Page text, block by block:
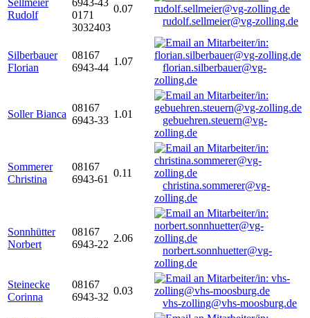
Sellmeier
Rudolf
6943-43
0171
3032403
0.07
rudolf.sellmeier@vg-zolling.de
Silberbauer
Florian
08167
6943-44
1.07
florian.silberbauer@vg-
zolling.de
Soller Bianca
08167
6943-33
1.01
gebuehren.steuern@vg-
zolling.de
Sommerer
Christina
08167
6943-61
0.11
christina.sommerer@vg-
zolling.de
Sonnhütter
Norbert
08167
6943-22
2.06
norbert.sonnhuetter@vg-
zolling.de
Steinecke
Corinna
08167
6943-32
0.03
vhs-zolling@vhs-moosburg.de